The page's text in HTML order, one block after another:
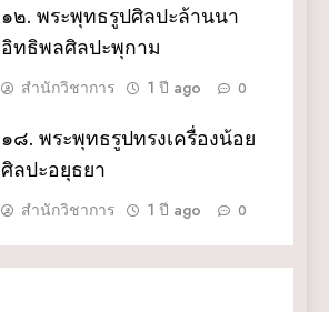
๑๒. พระพุทธรูปศิลปะล้านนา
อิทธิพลศิลปะพุกาม
สำนักวิชาการ 1 ปี ago 0
๑๘. พระพุทธรูปทรงเครื่องน้อย
ศิลปะอยุธยา
สำนักวิชาการ 1 ปี ago 0